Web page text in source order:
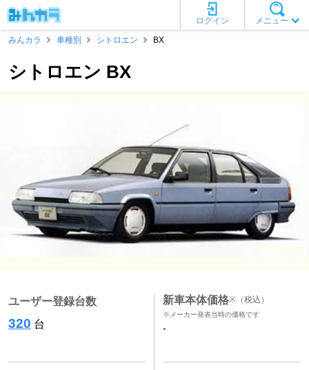
メニュー
ログイン
みんカラ
車種別 シトロエン BX
シトロエン BX
ユーザー登録台数
320 台
新車本体価格※ （税込）
※メーカー発表当時の価格です
-